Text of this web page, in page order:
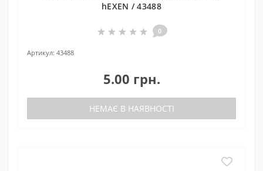
hEXEN / 43488
0
Артикул: 43488
5.00 грн.
НЕМАЄ В НАЯВНОСТІ